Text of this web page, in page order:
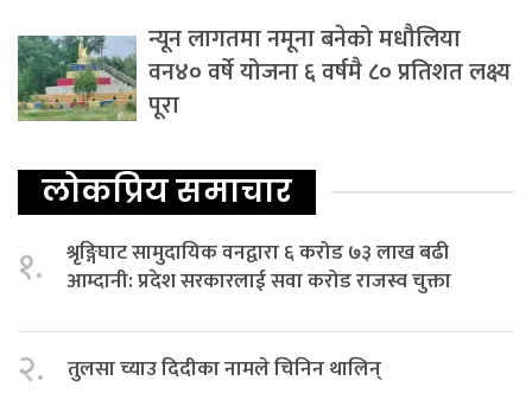
न्यून लागतमा नमूना बनेको मधौलिया
वन४० वर्षे योजना ६ वर्षमै ८० प्रतिशत लक्ष्य
पूरा
लोकप्रिय समाचार
१.
श्रृङ्गिघाट सामुदायिक वनद्वारा ६ करोड ७३ लाख बढी
आम्दानी: प्रदेश सरकारलाई सवा करोड राजस्व चुक्ता
२. तुलसा च्याउ दिदीका नामले चिनिन थालिन्